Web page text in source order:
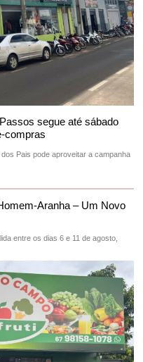
segue até sábado
compras
Pais pode aproveitar a campanha
Aranha – Um Novo
entre os dias 6 e 11 de agosto,